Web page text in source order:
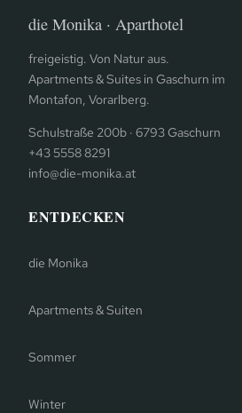
die Monika · Aparthotel
freigeistig. Von Natur aus.
Apartments & Suites in Gaschurn im
Montafon, Vorarlberg.
Schulstraße 200b · 6793 Gaschurn
+43 5558 8291
info@die-monika.at
ENTDECKEN
die Monika
Apartments & Suiten
Sommer
Winter